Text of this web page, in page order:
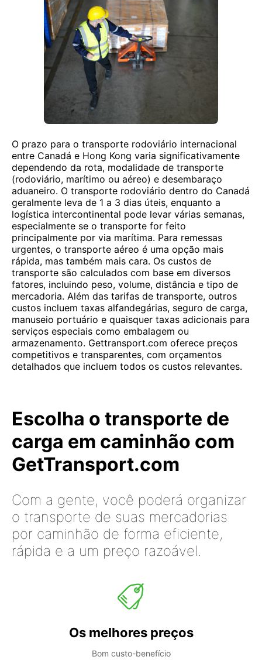
O prazo para o transporte rodoviário internacional
entre Canadá e Hong Kong varia significativamente
dependendo da rota, modalidade de transporte
(rodoviário, marítimo ou aéreo) e desembaraço
aduaneiro. O transporte rodoviário dentro do Canadá
geralmente leva de 1 a 3 dias úteis, enquanto a
logística intercontinental pode levar várias semanas,
especialmente se o transporte for feito
principalmente por via marítima. Para remessas
urgentes, o transporte aéreo é uma opção mais
rápida, mas também mais cara. Os custos de
transporte são calculados com base em diversos
fatores, incluindo peso, volume, distância e tipo de
mercadoria. Além das tarifas de transporte, outros
custos incluem taxas alfandegárias, seguro de carga,
manuseio portuário e quaisquer taxas adicionais para
serviços especiais como embalagem ou
armazenamento. Gettransport.com oferece preços
competitivos e transparentes, com orçamentos
detalhados que incluem todos os custos relevantes.
Escolha o transporte de
carga em caminhão com
GetTransport.com
Com a gente, você poderá organizar
o transporte de suas mercadorias
por caminhão de forma eficiente,
rápida e a um preço razoável.
Os melhores preços
Bom custo-benefício